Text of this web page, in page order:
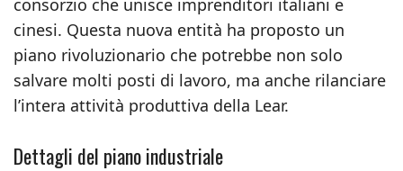
consorzio che unisce imprenditori italiani e
cinesi. Questa nuova entità ha proposto un
piano rivoluzionario che potrebbe non solo
salvare molti posti di lavoro, ma anche rilanciare
l’intera attività produttiva della Lear.
Dettagli del piano industriale